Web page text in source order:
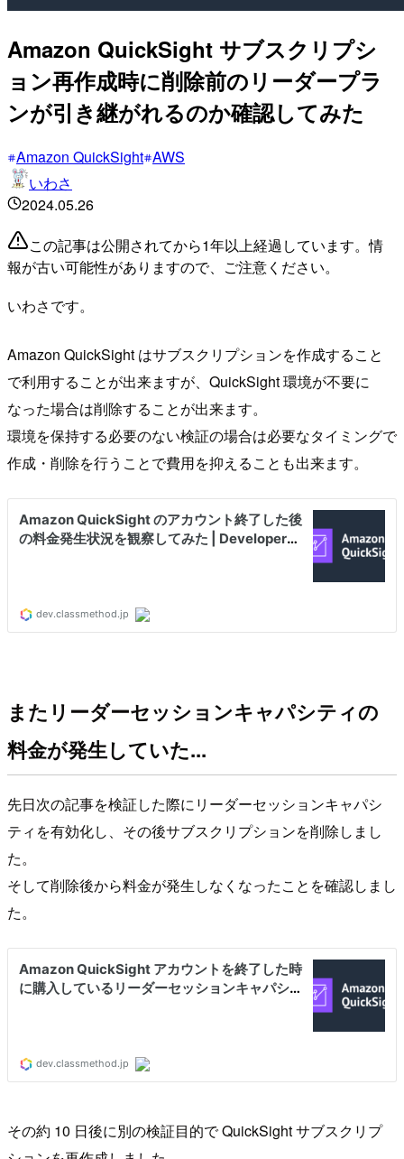
Amazon QuickSight サブスクリプシ
ョン再作成時に削除前のリーダープラ
ンが引き継がれるのか確認してみた
Amazon QuickSight AWS
いわさ
2024.05.26
この記事は公開されてから1年以上経過しています。情
報が古い可能性がありますので、ご注意ください。
いわさです。
Amazon QuickSight はサブスクリプションを作成すること
で利用することが出来ますが、QuickSight 環境が不要に
なった場合は削除することが出来ます。
環境を保持する必要のない検証の場合は必要なタイミングで
作成・削除を行うことで費用を抑えることも出来ます。
またリーダーセッションキャパシティの
料金が発生していた...
先日次の記事を検証した際にリーダーセッションキャパシ
ティを有効化し、その後サブスクリプションを削除しまし
た。
そして削除後から料金が発生しなくなったことを確認しまし
た。
その約 10 日後に別の検証目的で QuickSight サブスクリプ